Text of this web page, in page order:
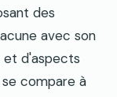
des
avec son
et d'aspects
compare à